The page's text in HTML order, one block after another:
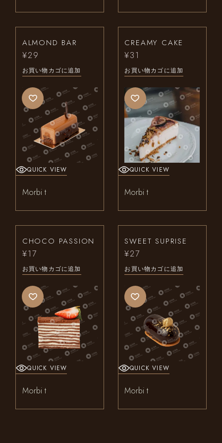
ALMOND BAR
¥29
お買い物カゴに追加
QUICK VIEW
Morbi t
CREAMY CAKE
¥31
お買い物カゴに追加
QUICK VIEW
Morbi t
CHOCO PASSION
¥17
お買い物カゴに追加
QUICK VIEW
Morbi t
SWEET SUPRISE
¥27
お買い物カゴに追加
QUICK VIEW
Morbi t